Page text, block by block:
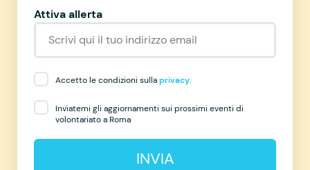
Attiva allerta
Accetto le condizioni sullaprivacy.
Inviatemi gli aggiornamenti sui prossimi eventi di
volontariato a Roma
INVIA